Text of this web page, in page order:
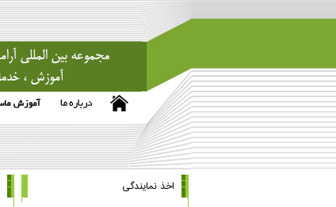
اخذ نمایندگی